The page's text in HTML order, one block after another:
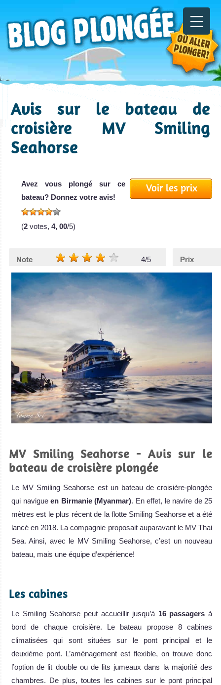
Avis sur le bateau de
croisière MV Smiling
Seahorse
Voir les prix
Avez vous plongé sur ce
bateau? Donnez votre avis!
(2 votes, 4, 00/5)
Note 4/5 Prix
MV Smiling Seahorse - Avis sur le
bateau de croisière plongée
Le MV Smiling Seahorse est un bateau de croisière-plongée
qui navigueen Birmanie (Myanmar). En effet, le navire de 25
mètres est le plus récent de la flotte Smiling Seahorse et a été
lancé en 2018. La compagnie proposait auparavant le MV Thai
Sea. Ainsi, avec le MV Smiling Seahorse, c’est un nouveau
bateau, mais une équipe d’expérience!
Les cabines
Le Smiling Seahorse peut accueillir jusqu’à 16 passagers à
bord de chaque croisière. Le bateau propose 8 cabines
climatisées qui sont situées sur le pont principal et le
deuxième pont. L’aménagement est flexible, on trouve donc
l’option de lit double ou de lits jumeaux dans la majorité des
chambres. De plus, toutes les cabines sur le pont principal